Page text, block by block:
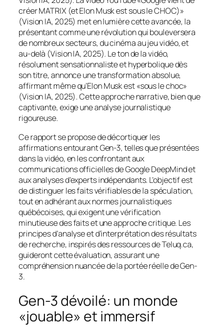
créer MATRIX (et Elon Musk est sous le CHOC)»
(Vision IA, 2025) met en lumière cette avancée, la
présentant comme une révolution qui bouleversera
de nombreux secteurs, du cinéma au jeu vidéo, et
au-delà (Vision IA, 2025). Le ton de la vidéo,
résolument sensationnaliste et hyperbolique dès
son titre, annonce une transformation absolue,
affirmant même qu’Elon Musk est «sous le choc»
(Vision IA, 2025). Cette approche narrative, bien que
captivante, exige une analyse journalistique
rigoureuse.
Ce rapport se propose de décortiquer les
affirmations entourant Gen-3, telles que présentées
dans la vidéo, en les confrontant aux
communications officielles de Google DeepMind et
aux analyses d’experts indépendants. L’objectif est
de distinguer les faits vérifiables de la spéculation,
tout en adhérant aux normes journalistiques
québécoises, qui exigent une vérification
minutieuse des faits et une approche critique. Les
principes d’analyse et d’interprétation des résultats
de recherche, inspirés des ressources de Teluq.ca,
guideront cette évaluation, assurant une
compréhension nuancée de la portée réelle de Gen-
3.
Gen-3 dévoilé: un monde
«jouable» et immersif